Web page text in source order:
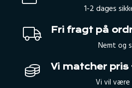
1-2 dages
Fri fragt på
Nemt og
Vi matcher
Vi vil være